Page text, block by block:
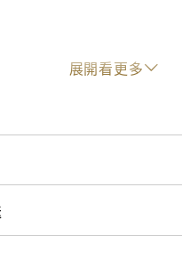
獨家代理TDG Audio中國（
柴灣試音室強勢登場
科技有限公司
成為NPDG中國（含港澳地
展開看更多